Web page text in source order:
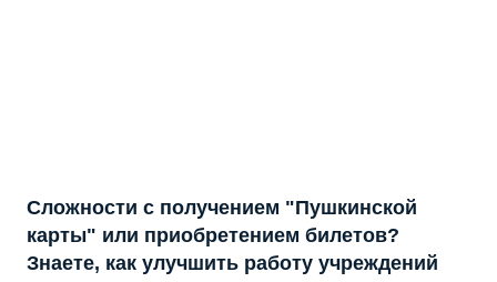
Сложности с получением "Пушкинской
карты" или приобретением билетов?
Знаете, как улучшить работу учреждений